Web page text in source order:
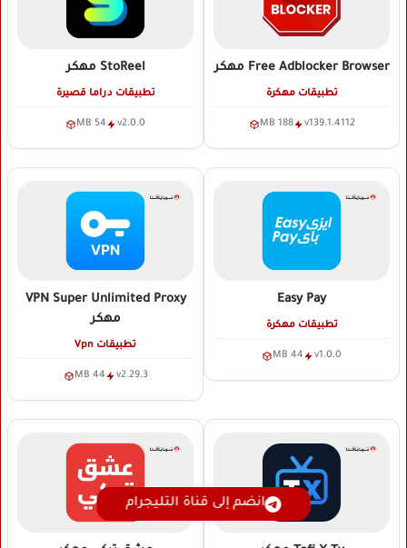
Free Adblocker Browser مهكر
تطبيقات مهكرة
v139.1.4112
188 MB
StoReel مهكر
تطبيقات دراما قصيرة
v2.0.0
54 MB
Easy Pay
تطبيقات مهكرة
v1.0.0
44 MB
VPN Super Unlimited Proxy
مهكر
تطبيقات Vpn
v2.29.3
44 MB
انضم إلى قناة التليجرام